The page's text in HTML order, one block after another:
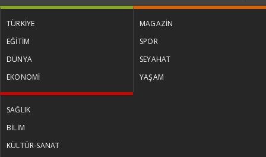
TÜRKİYE
EĞİTİM
DÜNYA
EKONOMİ
MAGAZİN
SPOR
SEYAHAT
YAŞAM
SAĞLIK
BİLİM
KÜLTÜR-SANAT